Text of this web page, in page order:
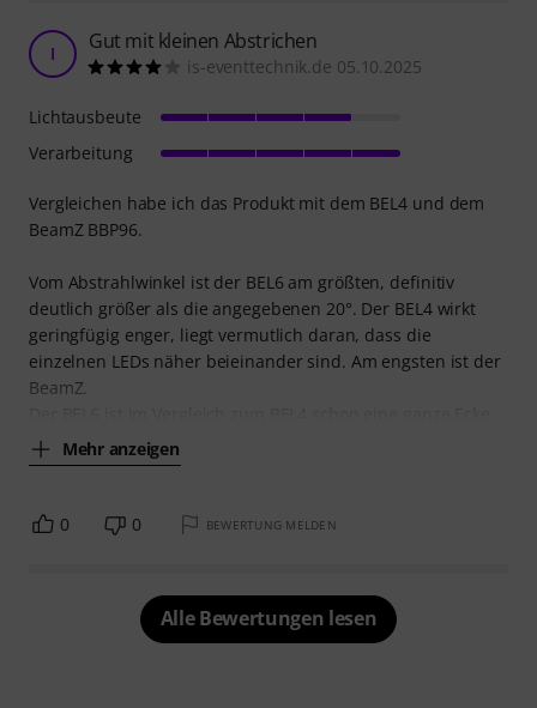
I Gut mit kleinen Abstrichen
is-eventtechnik.de 05.10.2025
Vergleichen habe ich das Produkt mit dem BEL4 und dem
BeamZ BBP96.
Vom Abstrahlwinkel ist der BEL6 am größten, definitiv
deutlich größer als die angegebenen 20°. Der BEL4 wirkt
geringfügig enger, liegt vermutlich daran, dass die
einzelnen LEDs näher beieinander sind. Am engsten ist der
BeamZ.
Mehr anzeigen
Lichtausbeute
Verarbeitung
0 0 BEWERTUNG MELDEN
Alle Bewertungen lesen